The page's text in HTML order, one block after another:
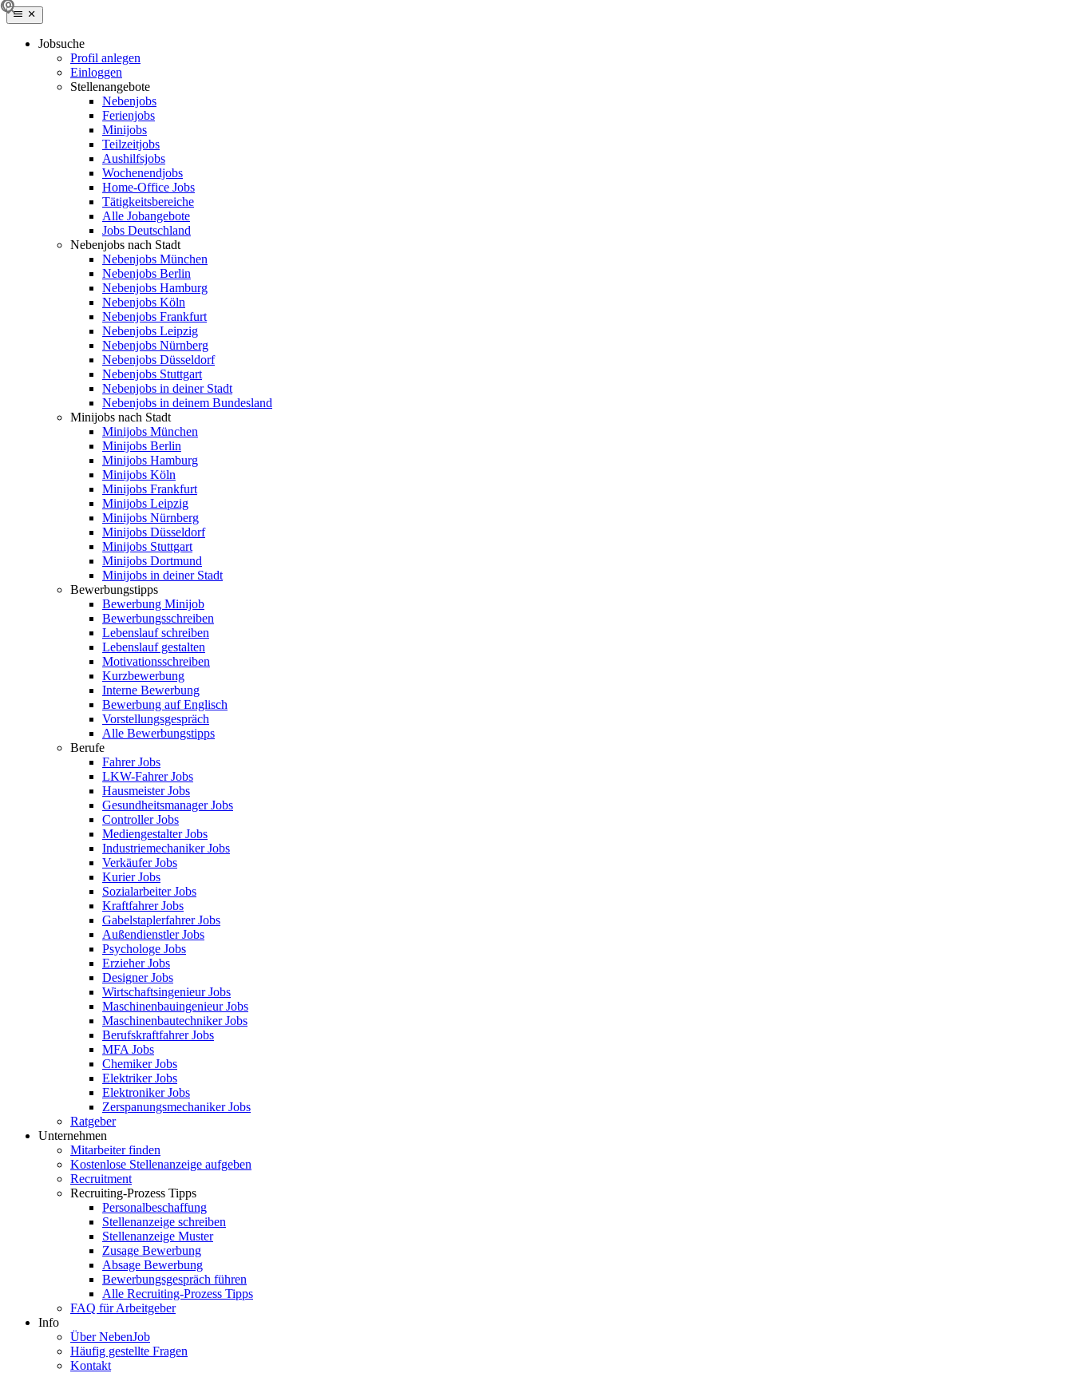
Jobsuche
Profil anlegen
Einloggen
Stellenangebote
Nebenjobs
Ferienjobs
Minijobs
Teilzeitjobs
Aushilfsjobs
Wochenendjobs
Home-Office Jobs
Tätigkeitsbereiche
Alle Jobangebote
Jobs Deutschland
Nebenjobs nach Stadt
Nebenjobs München
Nebenjobs Berlin
Nebenjobs Hamburg
Nebenjobs Köln
Nebenjobs Frankfurt
Nebenjobs Leipzig
Nebenjobs Nürnberg
Nebenjobs Düsseldorf
Nebenjobs Stuttgart
Nebenjobs in deiner Stadt
Nebenjobs in deinem Bundesland
Minijobs nach Stadt
Minijobs München
Minijobs Berlin
Minijobs Hamburg
Minijobs Köln
Minijobs Frankfurt
Minijobs Leipzig
Minijobs Nürnberg
Minijobs Düsseldorf
Minijobs Stuttgart
Minijobs Dortmund
Minijobs in deiner Stadt
Bewerbungstipps
Bewerbung Minijob
Bewerbungsschreiben
Lebenslauf schreiben
Lebenslauf gestalten
Motivationsschreiben
Kurzbewerbung
Interne Bewerbung
Bewerbung auf Englisch
Vorstellungsgespräch
Alle Bewerbungstipps
Berufe
Fahrer Jobs
LKW-Fahrer Jobs
Hausmeister Jobs
Gesundheitsmanager Jobs
Controller Jobs
Mediengestalter Jobs
Industriemechaniker Jobs
Verkäufer Jobs
Kurier Jobs
Sozialarbeiter Jobs
Kraftfahrer Jobs
Gabelstaplerfahrer Jobs
Außendienstler Jobs
Psychologe Jobs
Erzieher Jobs
Designer Jobs
Wirtschaftsingenieur Jobs
Maschinenbauingenieur Jobs
Maschinenbautechniker Jobs
Berufskraftfahrer Jobs
MFA Jobs
Chemiker Jobs
Elektriker Jobs
Elektroniker Jobs
Zerspanungsmechaniker Jobs
Ratgeber
Unternehmen
Mitarbeiter finden
Kostenlose Stellenanzeige aufgeben
Recruitment
Recruiting-Prozess Tipps
Personalbeschaffung
Stellenanzeige schreiben
Stellenanzeige Muster
Zusage Bewerbung
Absage Bewerbung
Bewerbungsgespräch führen
Alle Recruiting-Prozess Tipps
FAQ für Arbeitgeber
Info
Über NebenJob
Häufig gestellte Fragen
Kontakt